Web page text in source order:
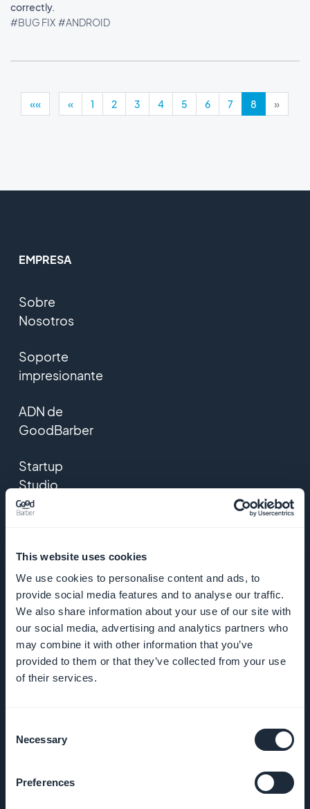
This website uses cookies
We use cookies to personalise content and ads, to
provide social media features and to analyse our traffic.
We also share information about your use of our site with
our social media, advertising and analytics partners who
may combine it with other information that you’ve
provided to them or that they’ve collected from your use
of their services.
Selection
Necessary
Preferences
correctly.
#BUG FIX #ANDROID
«« « 1 2 3 4 5 6 7 8 »
EMPRESA
Sobre
Nosotros
Soporte
impresionante
ADN de
GoodBarber
Startup
Studio
Empleos
Prensa
T&C
Política de
privacidad y
RGPD
PRODUCTO
App de tienda